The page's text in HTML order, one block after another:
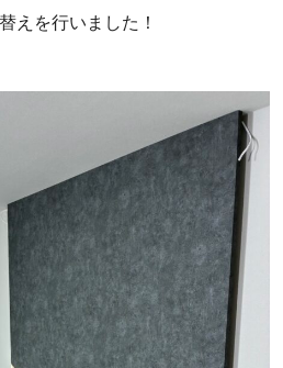
えを行いました！